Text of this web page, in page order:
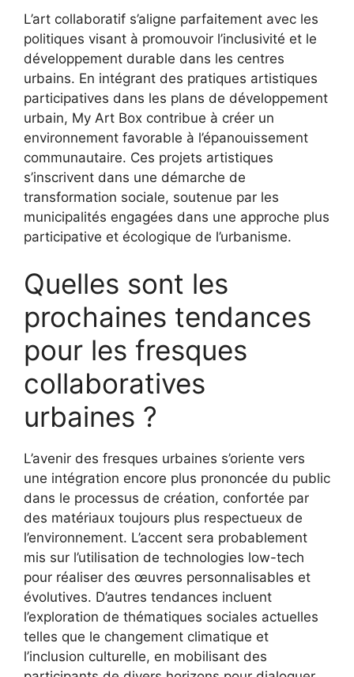
L’art collaboratif s’aligne parfaitement avec les
politiques visant à promouvoir l’inclusivité et le
développement durable dans les centres
urbains. En intégrant des pratiques artistiques
participatives dans les plans de développement
urbain, My Art Box contribue à créer un
environnement favorable à l’épanouissement
communautaire. Ces projets artistiques
s’inscrivent dans une démarche de
transformation sociale, soutenue par les
municipalités engagées dans une approche plus
participative et écologique de l’urbanisme.
Quelles sont les
prochaines tendances
pour les fresques
collaboratives
urbaines ?
L’avenir des fresques urbaines s’oriente vers
une intégration encore plus prononcée du public
dans le processus de création, confortée par
des matériaux toujours plus respectueux de
l’environnement. L’accent sera probablement
mis sur l’utilisation de technologies low-tech
pour réaliser des œuvres personnalisables et
évolutives. D’autres tendances incluent
l’exploration de thématiques sociales actuelles
telles que le changement climatique et
l’inclusion culturelle, en mobilisant des